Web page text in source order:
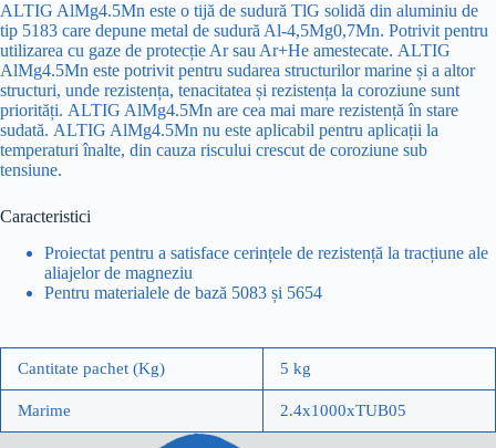
ALTIG AlMg4.5Mn este o tijă de sudură TlG solidă din aluminiu de
tip 5183 care depune metal de sudură Al-4,5Mg0,7Mn. Potrivit pentru
utilizarea cu gaze de protecție Ar sau Ar+He amestecate. ALTIG
AlMg4.5Mn este potrivit pentru sudarea structurilor marine și a altor
structuri, unde rezistența, tenacitatea și rezistența la coroziune sunt
priorități. ALTIG AlMg4.5Mn are cea mai mare rezistență în stare
sudată. ALTIG AlMg4.5Mn nu este aplicabil pentru aplicații la
temperaturi înalte, din cauza riscului crescut de coroziune sub
tensiune.
Caracteristici
Proiectat pentru a satisface cerințele de rezistență la tracțiune ale
aliajelor de magneziu
Pentru materialele de bază 5083 și 5654
Cantitate pachet (Kg) 5 kg
Marime 2.4x1000xTUB05